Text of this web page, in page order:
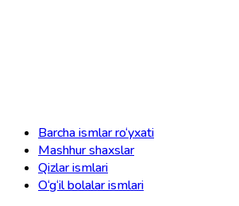
Barcha ismlar ro‘yxati
Mashhur shaxslar
Qizlar ismlari
O‘g‘il bolalar ismlari